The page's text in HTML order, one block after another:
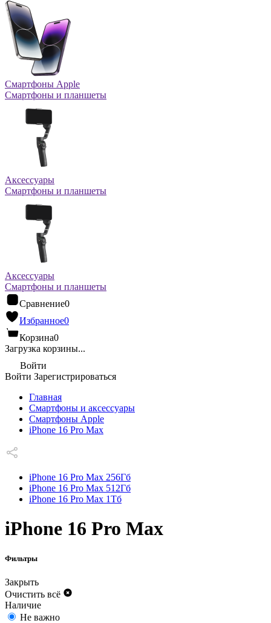
Смартфоны Apple
Смартфоны и планшеты
Аксессуары
Смартфоны и планшеты
Аксессуары
Смартфоны и планшеты
Сравнение0
Избранное0
Корзина0
Загрузка корзины...
Войти
Войти Зарегистрироваться
Главная
Смартфоны и аксессуары
Смартфоны Apple
iPhone 16 Pro Max
iPhone 16 Pro Max 256Гб
iPhone 16 Pro Max 512Гб
iPhone 16 Pro Max 1Тб
iPhone 16 Pro Max
Фильтры
Закрыть
Очистить всё
Наличие
Не важно